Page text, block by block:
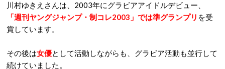
川村ゆきえさんは、2003年にグラビアアイドルデビュー、
「週刊ヤングジャンプ・制コレ2003」では準グランプリ を受
賞しています。
その後は女優として活動しながらも、グラビア活動も並行して
続けていました。